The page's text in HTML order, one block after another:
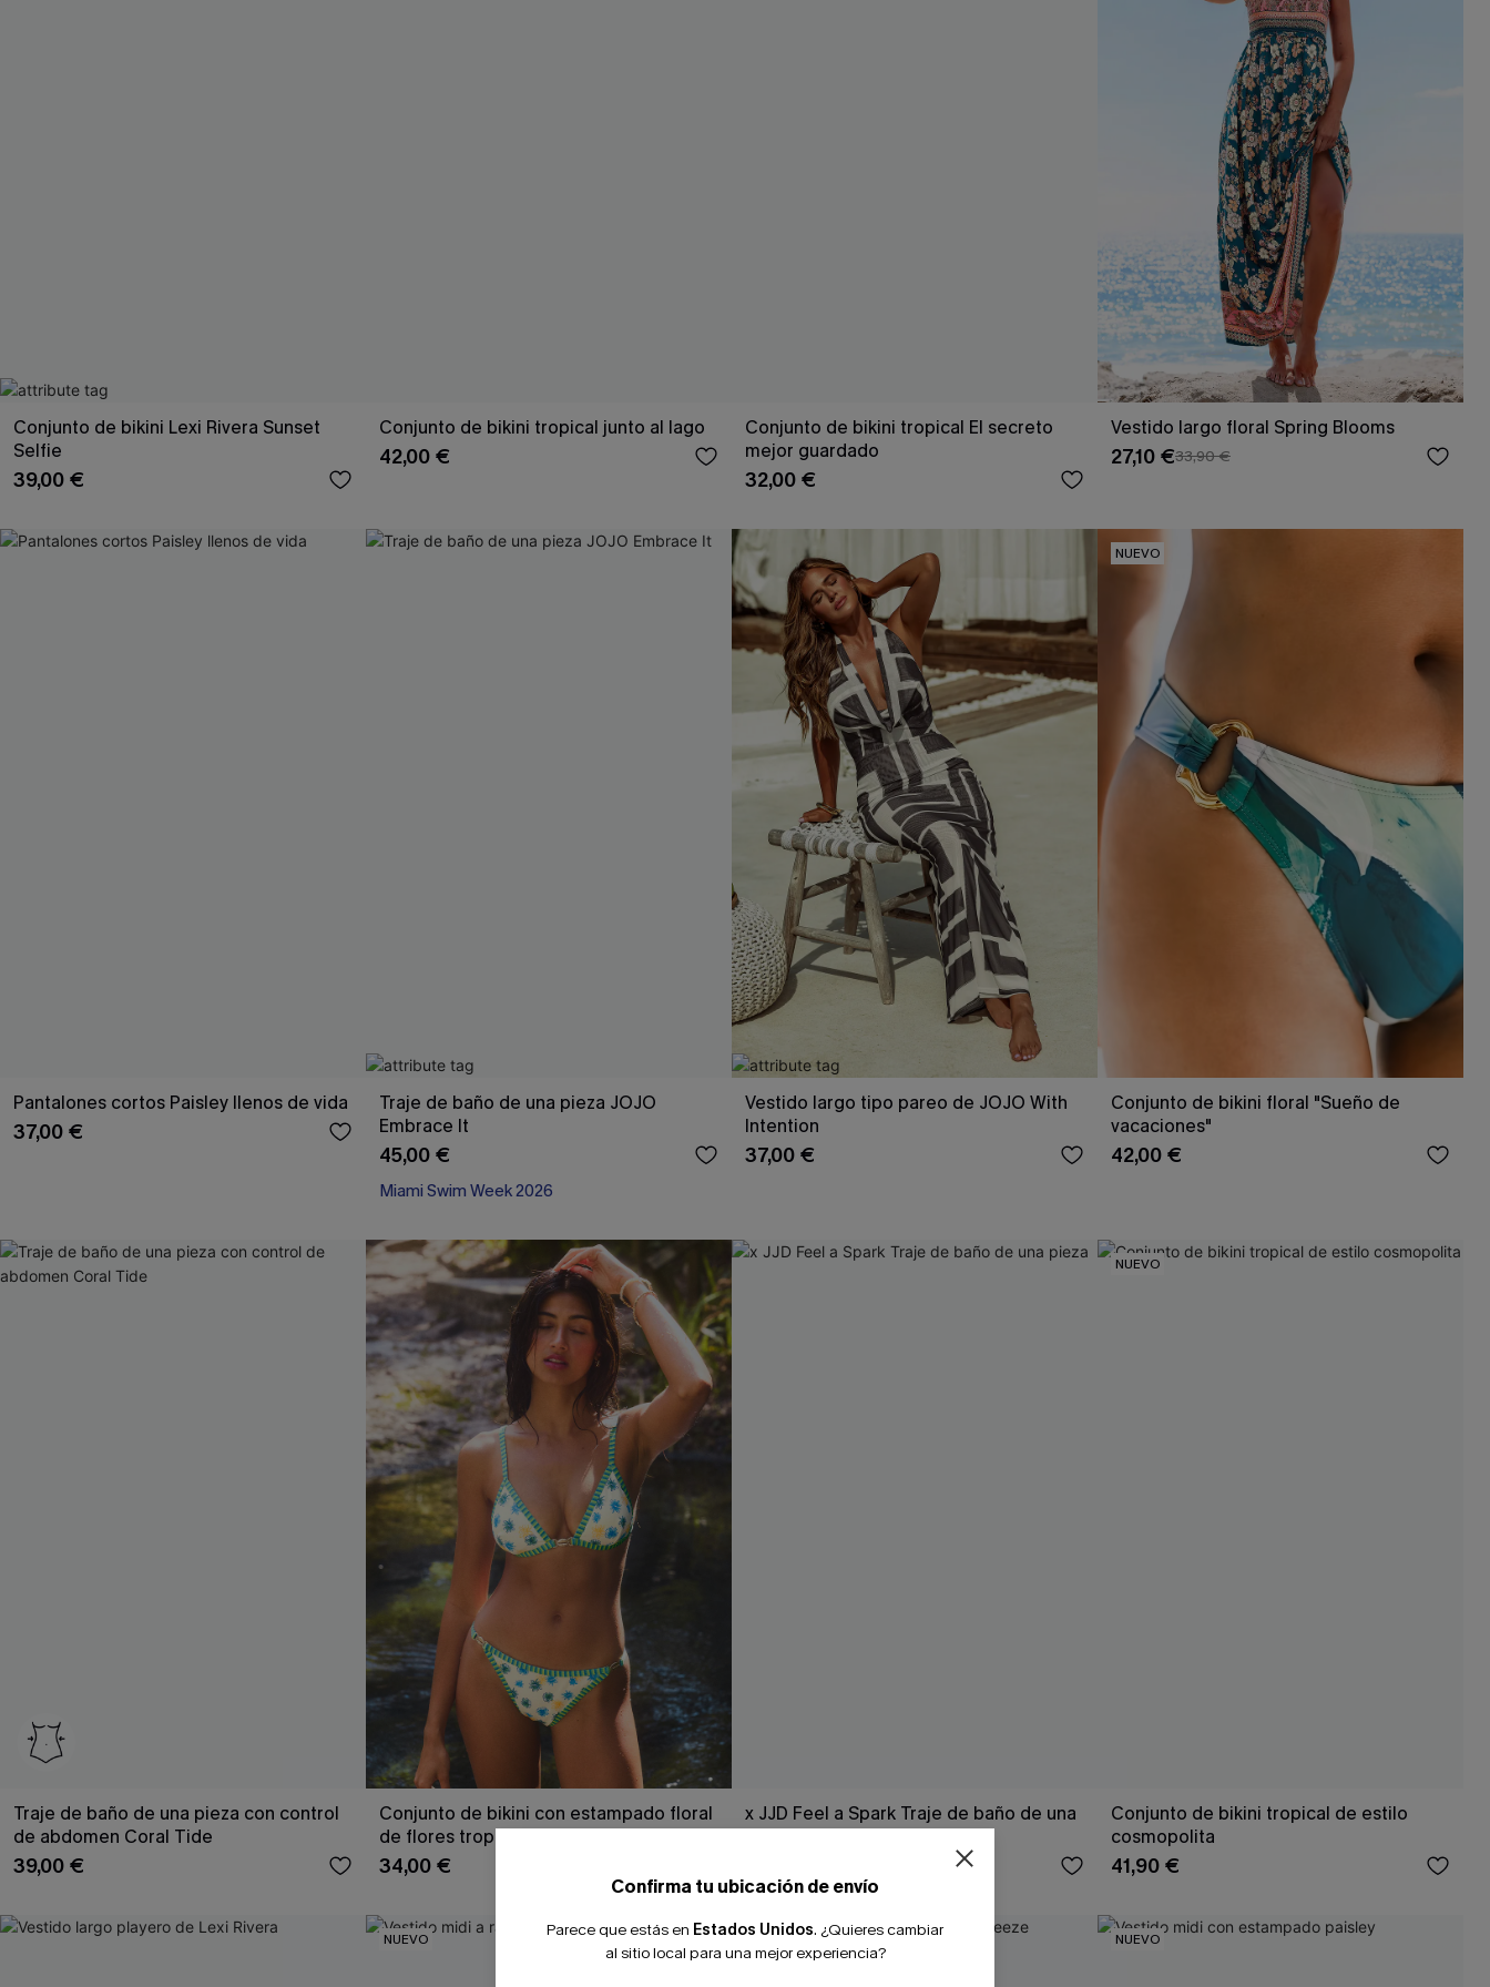
Conjunto de bikini Lexi Rivera Sunset
Selfie
39,00 €
Conjunto de bikini tropical junto al lago
42,00 €
Conjunto de bikini tropical El secreto
mejor guardado
32,00 €
Vestido largo floral Spring Blooms
27,10 €33,90 €
Pantalones cortos Paisley llenos de vida
37,00 €
Traje de baño de una pieza JOJO
Embrace It
45,00 €
Miami Swim Week 2026
Vestido largo tipo pareo de JOJO With
Intention
37,00 €
NUEVO
Conjunto de bikini floral "Sueño de
vacaciones"
42,00 €
Traje de baño de una pieza con control
de abdomen Coral Tide
39,00 €
Conjunto de bikini con estampado floral
de flores tropicales
34,00 €
x JJD Feel a Spark Traje de baño de una
NUEVO
Conjunto de bikini tropical de estilo
cosmopolita
41,90 €
NUEVO NUEVO NUEVO
Confirma tu ubicación de envío
Parece que estás en Estados Unidos. ¿Quieres cambiar
al sitio local para una mejor experiencia?
-10% extra sin compra mínima